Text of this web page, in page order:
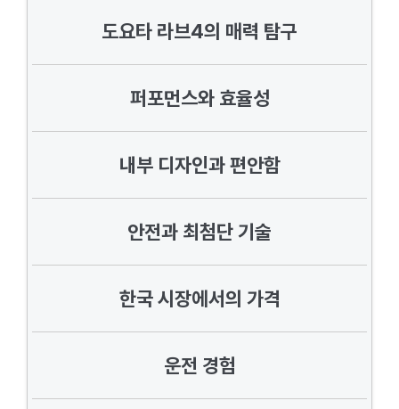
도요타 라브4의 매력 탐구
퍼포먼스와 효율성
내부 디자인과 편안함
안전과 최첨단 기술
한국 시장에서의 가격
운전 경험